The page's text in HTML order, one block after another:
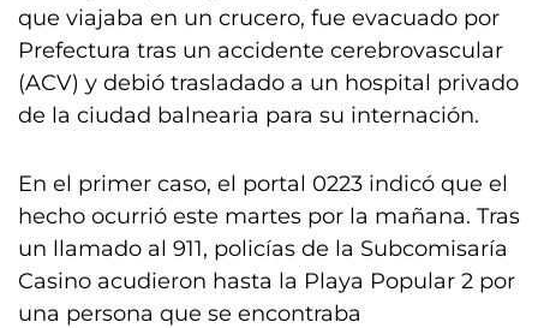
que viajaba en un crucero, fue evacuado por
Prefectura tras un accidente cerebrovascular
(ACV) y debió trasladado a un hospital privado
de la ciudad balnearia para su internación.
En el primer caso, el portal 0223 indicó que el
hecho ocurrió este martes por la mañana. Tras
un llamado al 911, policías de la Subcomisaría
Casino acudieron hasta la Playa Popular 2 por
una persona que se encontraba